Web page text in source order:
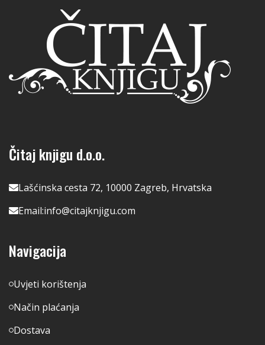
Čitaj knjigu d.o.o.
Lašćinska cesta 72, 10000 Zagreb, Hrvatska
Email:info@citajknjigu.com
Navigacija
Uvjeti korištenja
Način plaćanja
Dostava